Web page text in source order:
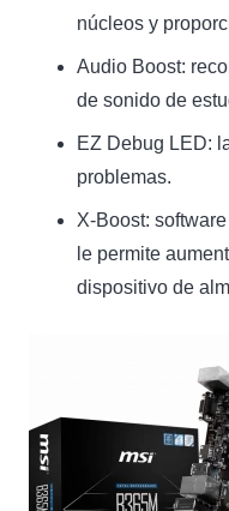
núcleos y
Audio Boost:
de sonido de
EZ Debug LED:
problemas.
X-Boost:
le permite
dispositivo de